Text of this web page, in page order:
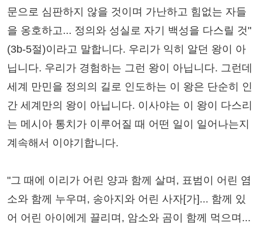
문으로 심판하지 않을 것이며 가난하고 힘없는 자들
을 옹호하고... 정의와 성실로 자기 백성을 다스릴 것"
(3b-5절)이라고 말합니다. 우리가 익히 알던 왕이 아
닙니다. 우리가 경험하는 그런 왕이 아닙니다. 그런데
세계 만민을 정의의 길로 인도하는 이 왕은 단순히 인
간 세계만의 왕이 아닙니다. 이사야는 이 왕이 다스리
는 메시아 통치가 이루어질 때 어떤 일이 일어나는지
계속해서 이야기합니다.
"그 때에 이리가 어린 양과 함께 살며, 표범이 어린 염
소와 함께 누우며, 송아지와 어린 사자[가]... 함께 있
어 어린 아이에게 끌리며, 암소와 곰이 함께 먹으며...